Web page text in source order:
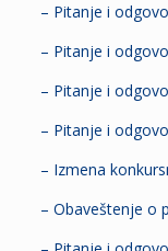
– Pitanje i
– Pitanje i
– Pitanje i
– Pitanje i
– Izmena
– Obaveštenje o